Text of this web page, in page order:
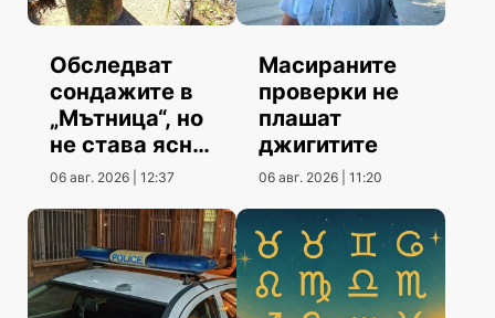
Обследват
сондажите в
„Мътница“, но
не става ясно
кога
06 авг. 2026 | 12:37
Масираните
проверки не
плашат
джигитите
06 авг. 2026 | 11:20